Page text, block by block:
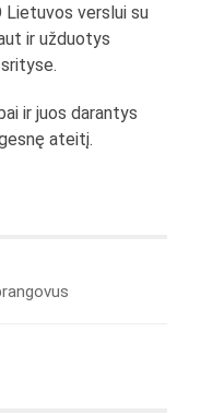
Lietuvos verslui su
ir užduotys
ir juos darantys
ateitį.